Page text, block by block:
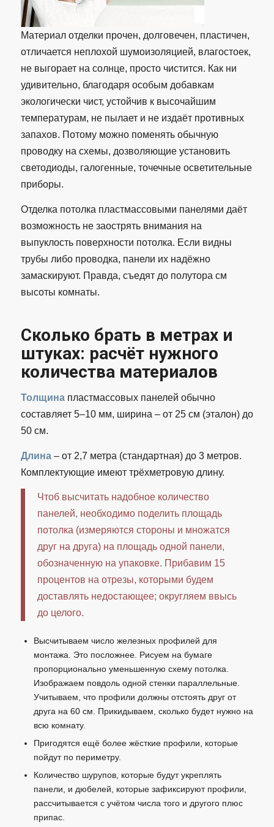
Материал отделки прочен, долговечен, пластичен,
отличается неплохой шумоизоляцией, влагостоек,
не выгорает на солнце, просто чистится. Как ни
удивительно, благодаря особым добавкам
экологически чист, устойчив к высочайшим
температурам, не пылает и не издаёт противных
запахов. Потому можно поменять обычную
проводку на схемы, дозволяющие установить
светодиоды, галогенные, точечные осветительные
приборы.
Отделка потолка пластмассовыми панелями даёт
возможность не заострять внимания на
выпуклость поверхности потолка. Если видны
трубы либо проводка, панели их надёжно
замаскируют. Правда, съедят до полутора см
высоты комнаты.
Сколько брать в метрах и
штуках: расчёт нужного
количества материалов
Толщинапластмассовых панелей обычно
составляет 5–10 мм, ширина – от 25 см (эталон) до
50 см.
Длина– от 2,7 метра (стандартная) до 3 метров.
Комплектующие имеют трёхметровую длину.
Чтоб высчитать надобное количество
панелей, необходимо поделить площадь
потолка (измеряются стороны и множатся
друг на друга) на площадь одной панели,
обозначенную на упаковке. Прибавим 15
процентов на отрезы, которыми будем
доставлять недостающее; округляем ввысь
до целого.
Высчитываем число железных профилей для
монтажа. Это посложнее. Рисуем на бумаге
пропорционально уменьшенную схему потолка.
Изображаем повдоль одной стенки параллельные.
Учитываем, что профили должны отстоять друг от
друга на 60 см. Прикидываем, сколько будет нужно на
всю комнату.
Пригодятся ещё более жёсткие профили, которые
пойдут по периметру.
Количество шурупов, которые будут укреплять
панели, и дюбелей, которые зафиксируют профили,
рассчитывается с учётом числа того и другого плюс
припас.